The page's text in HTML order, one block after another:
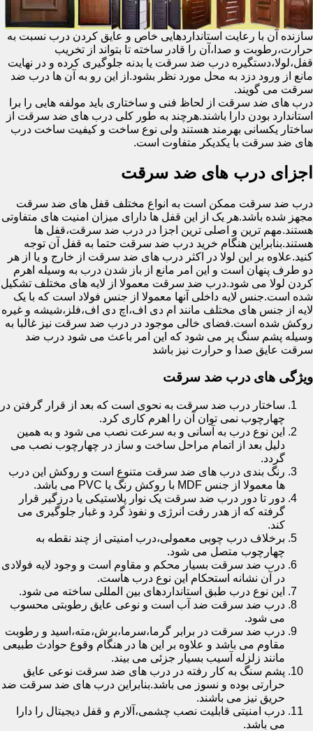
سازنده آن با رعایت استانداردهایی خاص و عایق کردن درب نسبت به
حرارت،رطوبت و صدا،آن را قادر ساخته تا بتواند از تخریب
قفل،لولا،دستگیره درب ضد سرقت یا بدنه جلوگیری کرده و در نهایت
مانع از ورود دزد به محل مورد نظر بشود.از این رو به آن ها درب ضد
سرقت می گویند.
درب های ضد سرقت از لحاظ فنی و ساختاری باید مولفه هایی را برا
استاندارد بودن دارا باشند.هرچند به طور کلی درب های ضد سرقت از
ساختار یکسانی بهرمند هستند ولی نوع ساخت و کیفیت ساخت درب
های ضد سرقت با یکدیکر متفاوت است.
اجزای درب های ضد سرقت
درب ضد سرقت ممکن است به انواع مختلف قفل های ضد سرقت
مجهز شده باشد.هر یک از این قفل ها دارای میزان امنیت های متفاوتی
هستند.مهم ترین و اصلی ترین اجزا در درب ضد سرقت،قفل ها
هستند.بنابراین هنگام خرید درب ضد سرقت حتما به قفل آن توجه
کنید.علاوه بر این لولا در اکثر درب های ضد سرقت از خارج و یا از هر
دو طرف پنهان است و این امر مانع از باز شدن درب به وسیله اهرم
کردن لولا می شود.درب ضد سرقت معمولا از لایه های مختلف تشکیل
شده است.جنس لایه داخلی آنها معمولا از جنس فولاد است که با یک
لایه از جنس های مختلف مانند ام دی اف،اچ دی اف،فلز،شیشه و غیره
روکش شده است.فضای خالی موجود در درب ضد سرقت نیز غالبا به
وسیله پشم سنگ پر می شود که این امر باعث می شود درب ضد
سرقت عایق صدا و حرارت نیز باشد
ویژگی های درب ضد سرقت
ساختار درب ضد سرقت به نحوی است که بعد از قرار گرفتن در
چهارچوب نمی توان آن را اهرم کاری کرد.
این نوع درب به آسانی و به سرعت نصب می شود و به همین
دلیل بعد از اتمام مراحل ساخت و ساز در چهارچوب نصب می
گردد.
رنگ بندی درب های ضد سرقت متنوع است و روکش این درب
ها معمولا از جنس MDF با روکش رنگ یا PVC می باشد.
دور تا دور درب ضد سرقت یک نوار پلاستیکی یا درزگیر قرار
گرفته که از هدر رفت انرژی و نفوذ گرد و غبار جلوگیری می
کند.
برخلاف درب چوبی معمولی،درب امنیتی از چند نقطه به
چهارچوب متصل می شود.
درب ضد سرقت بسیار محکم و مقاوم است و وجود لایه فولادی
در آن نشانه استحکام این نوع درب هاست.
این نوع درب طبق استانداردهای بین المللی ساخته می شود.
درب ضد سرقت ضد آب است و نوعی عایق رطوبتی محسوب
می شود.
درب ضد سرقت در برابر گرما،سرما،برش،مته،اسید و رطوبت
مقاوم می باشد و علاوه بر این ها در هنگام وقوع حوادث طبیعی
مانند زلزله آسیب بسیار جزئی می بیند.
پشم سنگ به کار رفته در درب های ضد سرقت نوعی عایق
حرارتی بوده و نسوز می باشد.بنابراین درب های ضد سرقت ضد
حریق نیز می باشند.
درب امنیتی قابلیت نصب چشمی،آلارم و قفل دیجیتال را دارا
می باشد.